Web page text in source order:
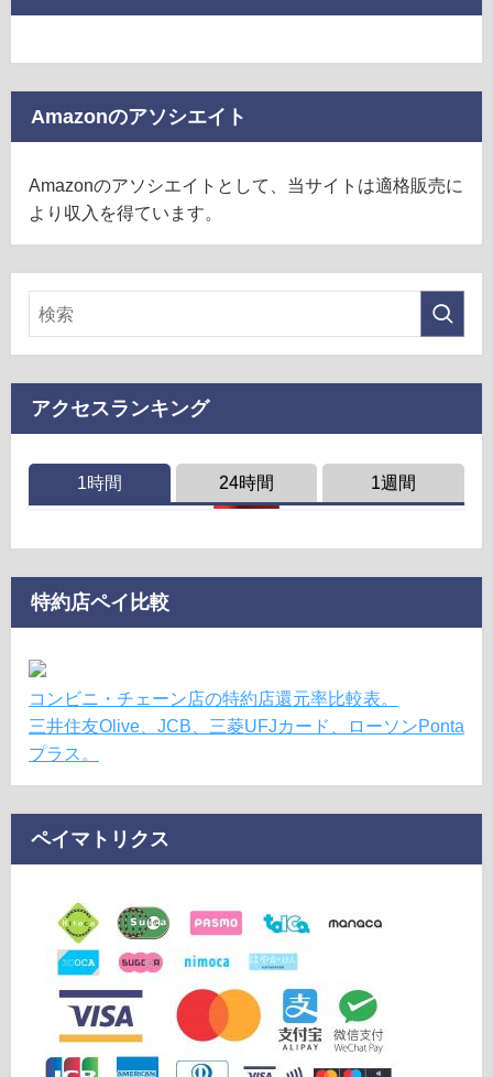
Amazonのアソシエイト
Amazonのアソシエイトとして、当サイトは適格販売に
より収入を得ています。
アクセスランキング
1時間 24時間 1週間
特約店ペイ比較
コンビニ・チェーン店の特約店還元率比較表。
三井住友Olive、JCB、三菱UFJカード、ローソンPonta
プラス。
ペイマトリクス